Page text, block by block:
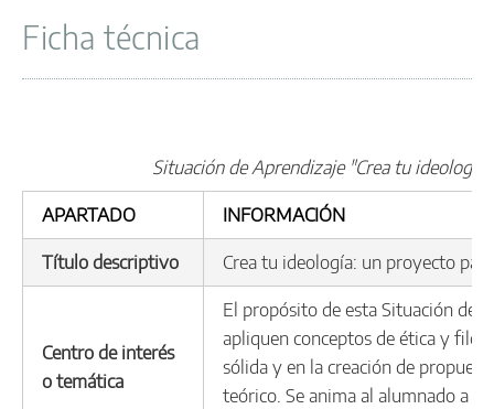
Ficha técnica
Situación de Aprendizaje "Crea tu
APARTADO INFORMACIÓN
Título descriptivo Crea tu ideología: un proyecto
Centro de interés
o temática
El propósito de esta Situación de
apliquen conceptos de ética y
sólida y en la creación de
teórico. Se anima al alumnado a